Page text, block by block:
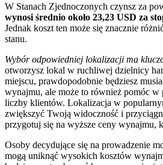
W Stanach Zjednoczonych czynsz za
wynosi średnio około 23,23 USD za
Jednak koszt ten może się znacznie
stanu.
Wybór odpowiedniej lokalizacji ma
otworzysz lokal w ruchliwej dzielnicy
miejscu, prawdopodobnie będziesz
wynajmu, ale może to również pomóc w
liczby klientów. Lokalizacja w
zwiększyć Twoją widoczność i
przygotuj się na wyższe ceny wynajmu,
Osoby decydujące się na prowadzenie
mogą uniknąć wysokich kosztów